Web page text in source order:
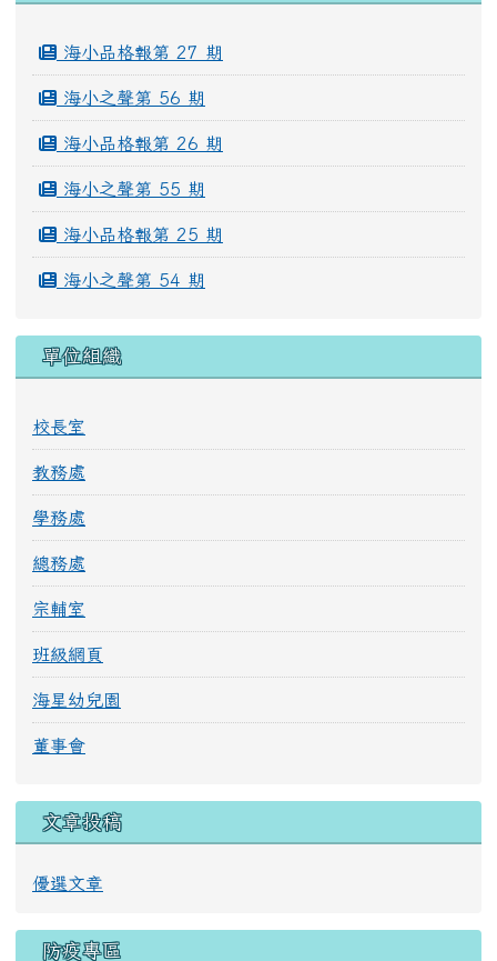
海小品格報第 27 期
海小之聲第 56 期
海小品格報第 26 期
海小之聲第 55 期
海小品格報第 25 期
海小之聲第 54 期
單位組織
校長室
教務處
學務處
總務處
宗輔室
班級網頁
海星幼兒園
董事會
文章投稿
優選文章
防疫專區